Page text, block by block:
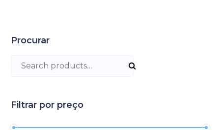
Procurar
Search for:
Filtrar por preço